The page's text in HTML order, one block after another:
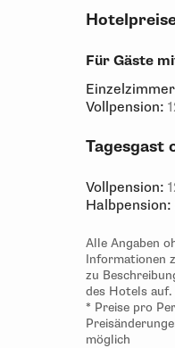
Für Gäste
Vollpension:
Tagesgast
Vollpension:
Halbpension:
Alle Angaben
Informationen
zu
des Hotels auf.
* Preise pro
möglich